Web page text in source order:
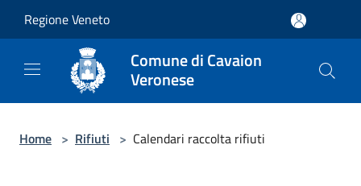
Regione Veneto
Comune di Cavaion
Veronese
Home > Rifiuti > Calendari raccolta rifiuti